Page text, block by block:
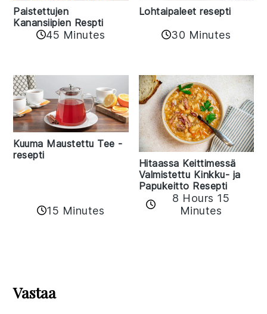
Paistettujen
Kanansiipien Respti
45 Minutes
Lohtaipaleet resepti
30 Minutes
Kuuma Maustettu Tee -
resepti
15 Minutes
Hitaassa Keittimessä
Valmistettu Kinkku- ja
Papukeitto Resepti
8 Hours 15
Minutes
Interactions
Vastaa